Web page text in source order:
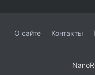
О сайте Контакты